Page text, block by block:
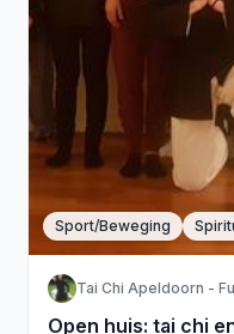
Sport/Beweging
Tai Chi Apeldoorn -
Open huis: tai chi